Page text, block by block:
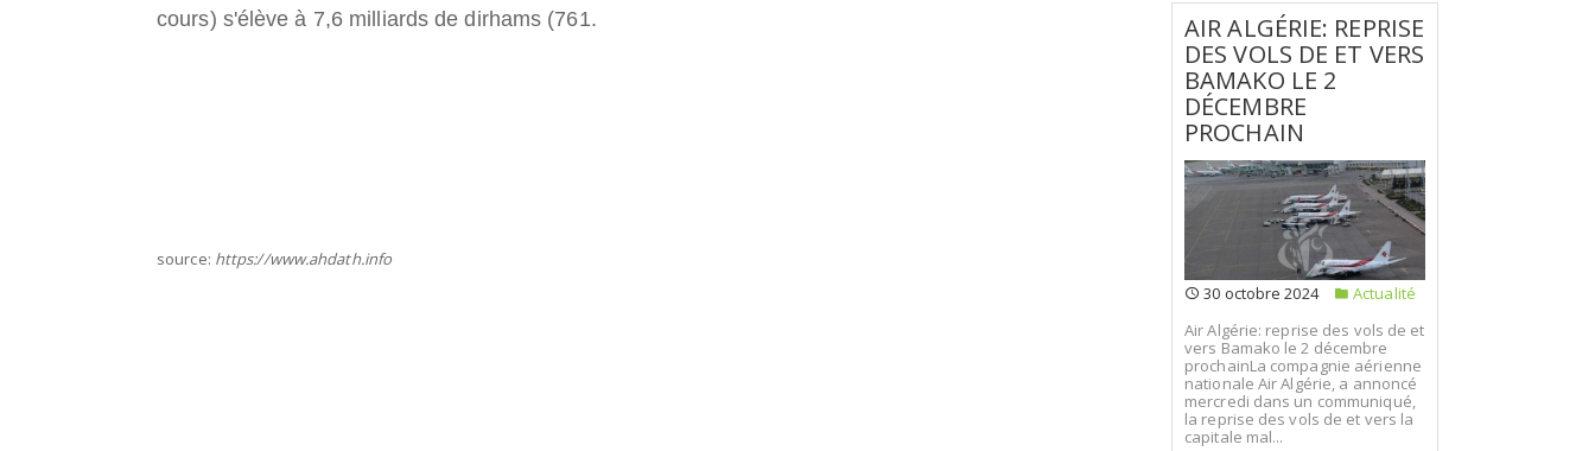
cours) s'élève à 7,6 milliards de dirhams (761.
source: https://www.ahdath.info
AIR ALGÉRIE: REPRISE
DES VOLS DE ET VERS
BAMAKO LE 2
DÉCEMBRE
PROCHAIN
30 octobre 2024
Actualité
Air Algérie: reprise des vols de et
vers Bamako le 2 décembre
prochainLa compagnie aérienne
nationale Air Algérie, a annoncé
mercredi dans un communiqué,
la reprise des vols de et vers la
capitale mal...